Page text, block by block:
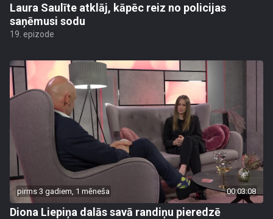
Laura Saulīte atklāj, kāpēc reiz no policijas
saņēmusi sodu
19. epizode
pirms 3 gadiem, 1 mēneša 00:03:08
Diona Liepiņa dalās savā randiņu pieredzē